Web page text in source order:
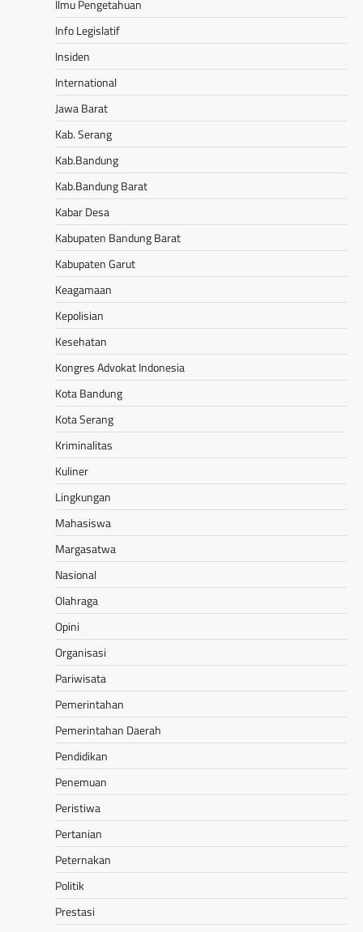
Ilmu Pengetahuan
Info Legislatif
Insiden
International
Jawa Barat
Kab. Serang
Kab.Bandung
Kab.Bandung Barat
Kabar Desa
Kabupaten Bandung Barat
Kabupaten Garut
Keagamaan
Kepolisian
Kesehatan
Kongres Advokat Indonesia
Kota Bandung
Kota Serang
Kriminalitas
Kuliner
Lingkungan
Mahasiswa
Margasatwa
Nasional
Olahraga
Opini
Organisasi
Pariwisata
Pemerintahan
Pemerintahan Daerah
Pendidikan
Penemuan
Peristiwa
Pertanian
Peternakan
Politik
Prestasi